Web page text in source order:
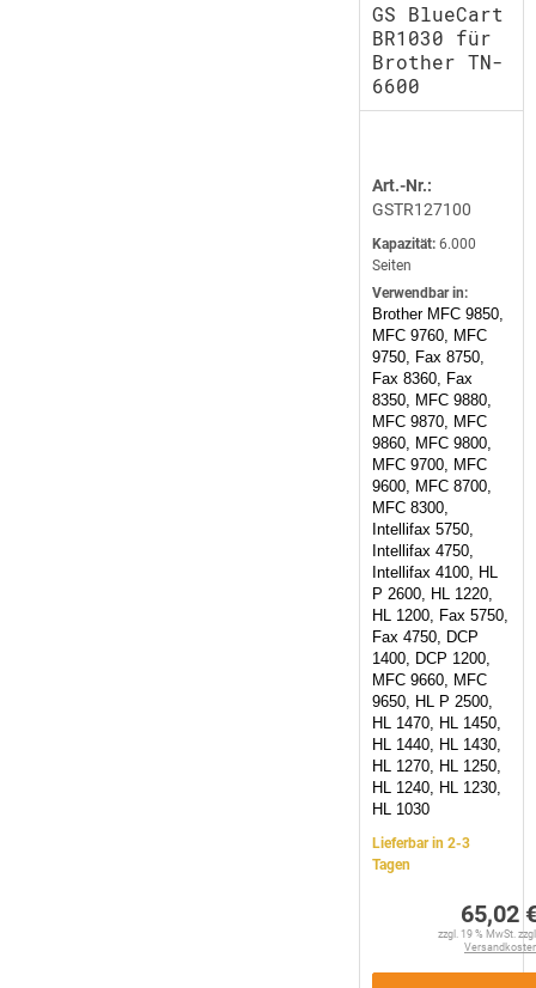
GS BlueCart
BR1030 für
Brother TN-
6600
Art.-Nr.:
GSTR127100
Kapazität: 6.000
Seiten
Verwendbar in:
Brother MFC 9850,
MFC 9760, MFC
9750, Fax 8750,
Fax 8360, Fax
8350, MFC 9880,
MFC 9870, MFC
9860, MFC 9800,
MFC 9700, MFC
9600, MFC 8700,
MFC 8300,
Intellifax 5750,
Intellifax 4750,
Intellifax 4100, HL
P 2600, HL 1220,
HL 1200, Fax 5750,
Fax 4750, DCP
1400, DCP 1200,
MFC 9660, MFC
9650, HL P 2500,
HL 1470, HL 1450,
HL 1440, HL 1430,
HL 1270, HL 1250,
HL 1240, HL 1230,
HL 1030
Lieferbar in 2-3
Tagen
65,02
zzgl. 19 % MwSt.